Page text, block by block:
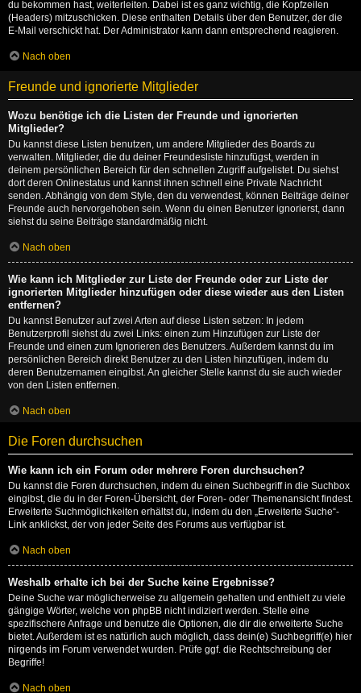
du bekommen hast, weiterleiten. Dabei ist es ganz wichtig, die Kopfzeilen
(Headers) mitzuschicken. Diese enthalten Details über den Benutzer, der die
E-Mail verschickt hat. Der Administrator kann dann entsprechend reagieren.
Nach oben
Freunde und ignorierte Mitglieder
Wozu benötige ich die Listen der Freunde und ignorierten
Mitglieder?
Du kannst diese Listen benutzen, um andere Mitglieder des Boards zu
verwalten. Mitglieder, die du deiner Freundesliste hinzufügst, werden in
deinem persönlichen Bereich für den schnellen Zugriff aufgelistet. Du siehst
dort deren Onlinestatus und kannst ihnen schnell eine Private Nachricht
senden. Abhängig von dem Style, den du verwendest, können Beiträge deiner
Freunde auch hervorgehoben sein. Wenn du einen Benutzer ignorierst, dann
siehst du seine Beiträge standardmäßig nicht.
Nach oben
Wie kann ich Mitglieder zur Liste der Freunde oder zur Liste der
ignorierten Mitglieder hinzufügen oder diese wieder aus den Listen
entfernen?
Du kannst Benutzer auf zwei Arten auf diese Listen setzen: In jedem
Benutzerprofil siehst du zwei Links: einen zum Hinzufügen zur Liste der
Freunde und einen zum Ignorieren des Benutzers. Außerdem kannst du im
persönlichen Bereich direkt Benutzer zu den Listen hinzufügen, indem du
deren Benutzernamen eingibst. An gleicher Stelle kannst du sie auch wieder
von den Listen entfernen.
Nach oben
Die Foren durchsuchen
Wie kann ich ein Forum oder mehrere Foren durchsuchen?
Du kannst die Foren durchsuchen, indem du einen Suchbegriff in die Suchbox
eingibst, die du in der Foren-Übersicht, der Foren- oder Themenansicht findest.
Erweiterte Suchmöglichkeiten erhältst du, indem du den „Erweiterte Suche“-
Link anklickst, der von jeder Seite des Forums aus verfügbar ist.
Nach oben
Weshalb erhalte ich bei der Suche keine Ergebnisse?
Deine Suche war möglicherweise zu allgemein gehalten und enthielt zu viele
gängige Wörter, welche von phpBB nicht indiziert werden. Stelle eine
spezifischere Anfrage und benutze die Optionen, die dir die erweiterte Suche
bietet. Außerdem ist es natürlich auch möglich, dass dein(e) Suchbegriff(e) hier
nirgends im Forum verwendet wurden. Prüfe ggf. die Rechtschreibung der
Begriffe!
Nach oben